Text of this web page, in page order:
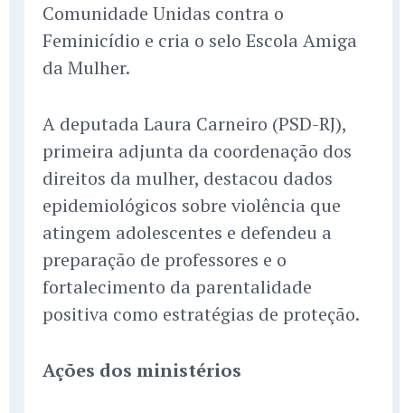
Comunidade Unidas contra o
Feminicídio e cria o selo Escola Amiga
da Mulher.
A deputada Laura Carneiro (PSD-RJ),
primeira adjunta da coordenação dos
direitos da mulher, destacou dados
epidemiológicos sobre violência que
atingem adolescentes e defendeu a
preparação de professores e o
fortalecimento da parentalidade
positiva como estratégias de proteção.
Ações dos ministérios